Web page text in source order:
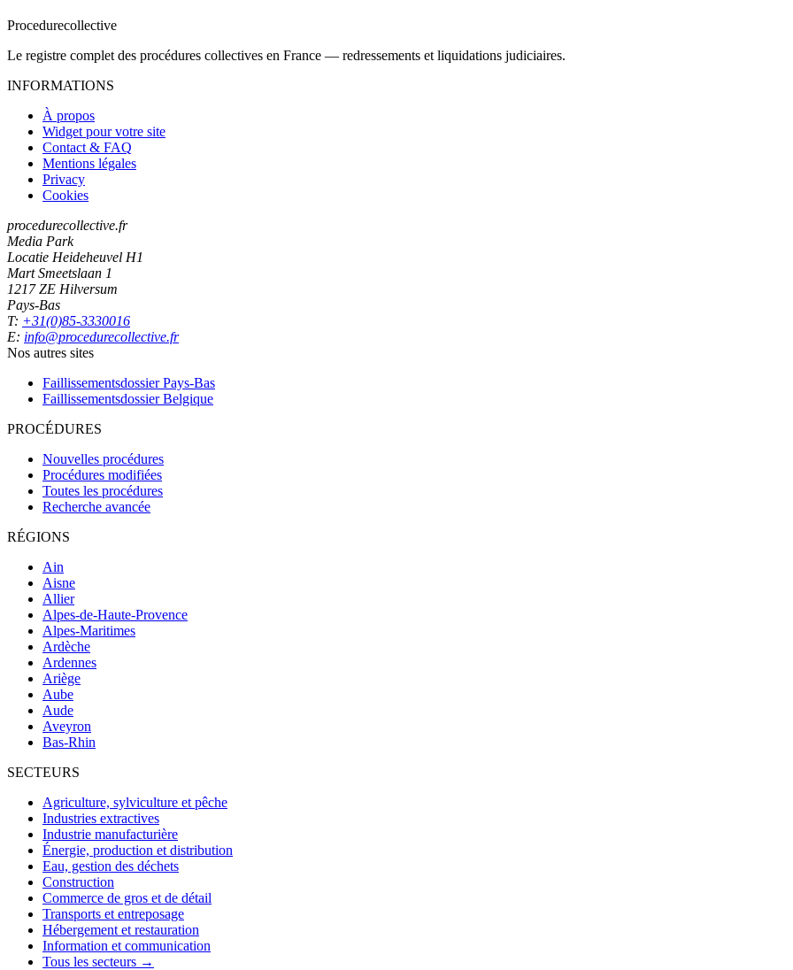
Procedurecollective
Le registre complet des procédures collectives en France — redressements et liquidations judiciaires.
INFORMATIONS
À propos
Widget pour votre site
Contact & FAQ
Mentions légales
Privacy
Cookies
procedurecollective.fr
Media Park
Locatie Heideheuvel H1
Mart Smeetslaan 1
1217 ZE Hilversum
Pays-Bas
T: +31(0)85-3330016
E: info@procedurecollective.fr
Nos autres sites
Faillissementsdossier Pays-Bas
Faillissementsdossier Belgique
PROCÉDURES
Nouvelles procédures
Procédures modifiées
Toutes les procédures
Recherche avancée
RÉGIONS
Ain
Aisne
Allier
Alpes-de-Haute-Provence
Alpes-Maritimes
Ardèche
Ardennes
Ariège
Aube
Aude
Aveyron
Bas-Rhin
SECTEURS
Agriculture, sylviculture et pêche
Industries extractives
Industrie manufacturière
Énergie, production et distribution
Eau, gestion des déchets
Construction
Commerce de gros et de détail
Transports et entreposage
Hébergement et restauration
Information et communication
Tous les secteurs →